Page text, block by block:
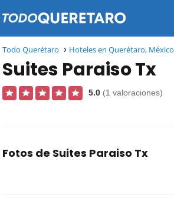
Todo Querétaro Hoteles en Querétaro, México
Suites Paraiso Tx
5.0 (1 valoraciones)
Fotos de Suites Paraiso Tx